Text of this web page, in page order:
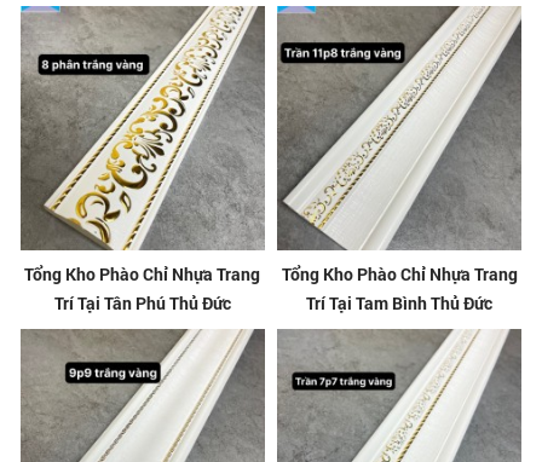
Tổng Kho Phào Chỉ Nhựa Trang
Trí Tại Tân Phú Thủ Đức
Tổng Kho Phào Chỉ Nhựa Trang
Trí Tại Tam Bình Thủ Đức